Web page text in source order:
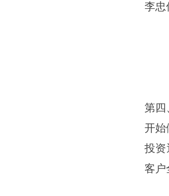
李忠
第四
开始
投资
客户